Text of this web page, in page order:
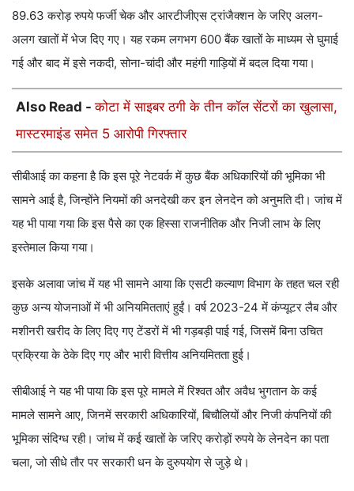
89.63 करोड़ रुपये फर्जी चेक और आरटीजीएस ट्रांजैक्शन के जरिए अलग-
अलग खातों में भेज दिए गए। यह रकम लगभग 600 बैंक खातों के माध्यम से घुमाई
गई और बाद में इसे नकदी, सोना-चांदी और महंगी गाड़ियों में बदल दिया गया।
Also Read -कोटा में साइबर ठगी के तीन कॉल सेंटरों का खुलासा,
मास्टरमाइंड समेत 5 आरोपी गिरफ्तार
सीबीआई का कहना है कि इस पूरे नेटवर्क में कुछ बैंक अधिकारियों की भूमिका भी
सामने आई है, जिन्होंने नियमों की अनदेखी कर इन लेनदेन को अनुमति दी। जांच में
यह भी पाया गया कि इस पैसे का एक हिस्सा राजनीतिक और निजी लाभ के लिए
इस्तेमाल किया गया।
इसके अलावा जांच में यह भी सामने आया कि एसटी कल्याण विभाग के तहत चल रही
कुछ अन्य योजनाओं में भी अनियमितताएं हुईं। वर्ष 2023-24 में कंप्यूटर लैब और
मशीनरी खरीद के लिए दिए गए टेंडरों में भी गड़बड़ी पाई गई, जिसमें बिना उचित
प्रक्रिया के ठेके दिए गए और भारी वित्तीय अनियमितता हुई।
सीबीआई ने यह भी पाया कि इस पूरे मामले में रिश्वत और अवैध भुगतान के कई
मामले सामने आए, जिनमें सरकारी अधिकारियों, बिचौलियों और निजी कंपनियों की
भूमिका संदिग्ध रही। जांच में कई खातों के जरिए करोड़ों रुपये के लेनदेन का पता
चला, जो सीधे तौर पर सरकारी धन के दुरुपयोग से जुड़े थे।